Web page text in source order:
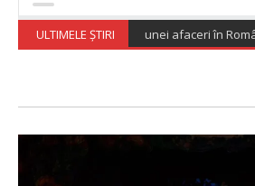
ULTIMELE ȘTIRI
pentru deschiderea unei afaceri în România